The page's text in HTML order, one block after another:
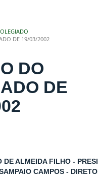
DE 19/03/2002
DO
DE
DE ALMEIDA FILHO -
CAMPOS -